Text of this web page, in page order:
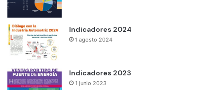
Indicadores 2024
1 agosto 2024
Indicadores 2023
1 junio 2023